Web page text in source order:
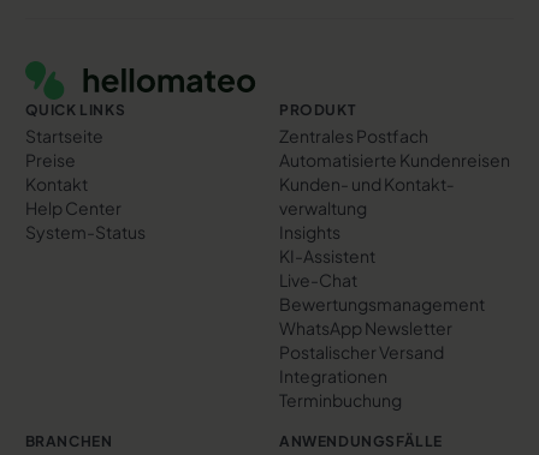
QUICK LINKS
Startseite
Preise
Kontakt
Help Center
System-Status
PRODUKT
Zentrales Postfach
Automatisierte Kundenreisen
Kunden- und Kontakt­
verwaltung
Insights
KI-Assistent
Live-Chat
Bewertungs­management
WhatsApp Newsletter
Postalischer Versand
Integrationen
Terminbuchung
BRANCHEN ANWENDUNGSFÄLLE